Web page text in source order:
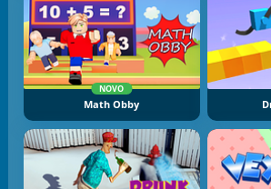
NOVO
Math Obby